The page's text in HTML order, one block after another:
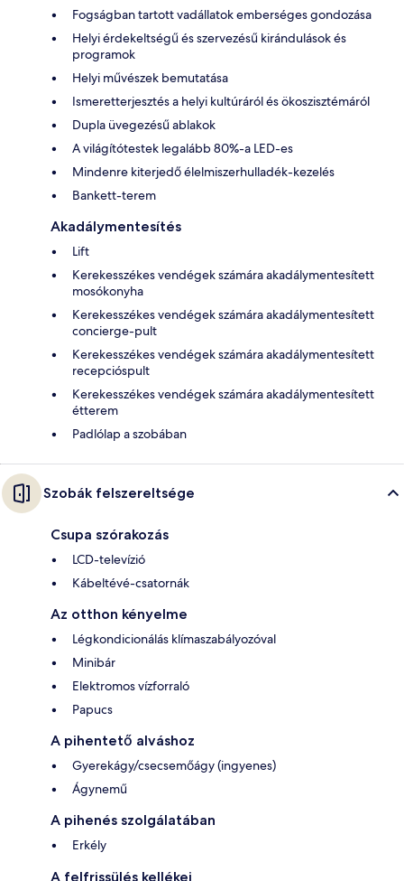
Fogságban tartott vadállatok emberséges gondozása
Helyi érdekeltségű és szervezésű kirándulások és
programok
Helyi művészek bemutatása
Ismeretterjesztés a helyi kultúráról és ökoszisztémáról
Dupla üvegezésű ablakok
A világítótestek legalább 80%-a LED-es
Mindenre kiterjedő élelmiszerhulladék-kezelés
Bankett-terem
Akadálymentesítés
Lift
Kerekesszékes vendégek számára akadálymentesített
mosókonyha
Kerekesszékes vendégek számára akadálymentesített
concierge-pult
Kerekesszékes vendégek számára akadálymentesített
recepcióspult
Kerekesszékes vendégek számára akadálymentesített
étterem
Padlólap a szobában
Szobák felszereltsége
Csupa szórakozás
LCD-televízió
Kábeltévé-csatornák
Az otthon kényelme
Légkondicionálás klímaszabályozóval
Minibár
Elektromos vízforraló
Papucs
A pihentető alváshoz
Gyerekágy/csecsemőágy (ingyenes)
Ágynemű
A pihenés szolgálatában
Erkély
A felfrissülés kellékei